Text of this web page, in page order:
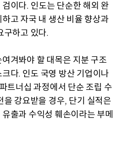
검이다. 인도는 단순한 해외 완
고 자국 내 생산 비율 향상과
구하고 있다.
겨봐야 할 대목은 지분 구조
크다. 인도 국영 방산 기업이나
트너십 과정에서 단순 조립 수
을 강요받을 경우, 단기 실적은
출과 수익성 훼손이라는 부메